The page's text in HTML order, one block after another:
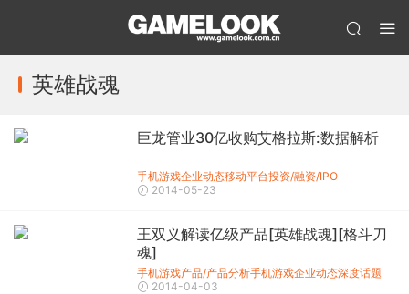
英雄战魂
巨龙管业30亿收购艾格拉斯:数据解析
手机游戏企业动态移动平台投资/融资/IPO
2014-05-23
王双义解读亿级产品[英雄战魂][格斗刀
魂]
手机游戏产品/产品分析手机游戏企业动态深度话题
2014-04-03